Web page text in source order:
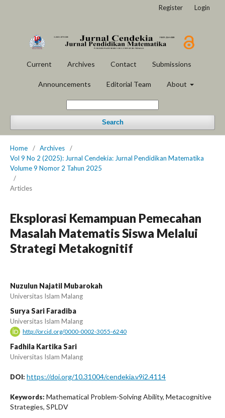
Current Archives Contact Submissions
Announcements Editorial Team About
Search
Register Login
Home / Archives
/
Vol 9 No 2 (2025): Jurnal Cendekia: Jurnal Pendidikan Matematika
Volume 9 Nomor 2 Tahun 2025
/
Articles
Eksplorasi Kemampuan Pemecahan
Masalah Matematis Siswa Melalui
Strategi Metakognitif
Nuzulun Najatil Mubarokah
Universitas Islam Malang
Surya Sari Faradiba
Universitas Islam Malang
http://orcid.org/0000-0002-3055-6240
Fadhila Kartika Sari
Universitas Islam Malang
DOI: https://doi.org/10.31004/cendekia.v9i2.4114
Keywords: Mathematical Problem-Solving Ability, Metacognitive
Strategies, SPLDV